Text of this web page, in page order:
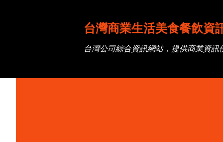
台灣商業生活美食餐飲資
台灣公司綜合資訊網站，提供商業資